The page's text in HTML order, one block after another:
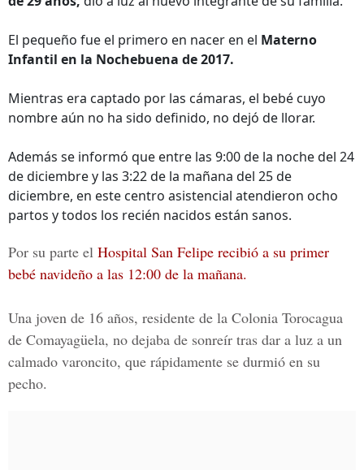
El pequeño fue el primero en nacer en el Materno
Infantil en la Nochebuena de 2017.
Mientras era captado por las cámaras, el bebé cuyo
nombre aún no ha sido definido, no dejó de llorar.
Además se informó que entre las 9:00 de la noche del 24
de diciembre y las 3:22 de la mañana del 25 de
diciembre, en este centro asistencial atendieron ocho
partos y todos los recién nacidos están sanos.
Por su parte el Hospital San Felipe recibió a su primer
bebé navideño a las 12:00 de la mañana.
Una joven de 16 años, residente de la Colonia Torocagua
de Comayagüela, no dejaba de sonreír tras dar a luz a un
calmado varoncito, que rápidamente se durmió en su
pecho.